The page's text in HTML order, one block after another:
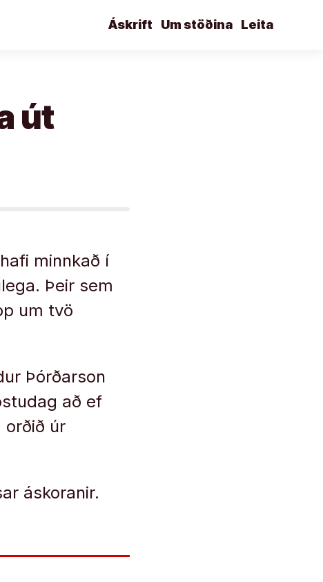
Leita
Um stöðina
Áskrift
út
minnkað í
Þeir sem
um tvö
Þórðarson
að ef
orðið úr
áskoranir.